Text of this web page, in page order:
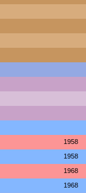
1958
1958
1968
1968